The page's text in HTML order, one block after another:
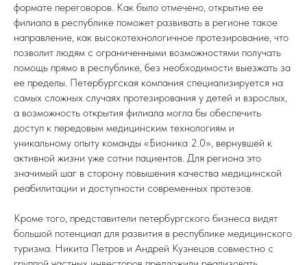
формате переговоров. Как было отмечено, открытие ее
филиала в республике поможет развивать в регионе такое
направление, как высокотехнологичное протезирование, что
позволит людям с ограниченными возможностями получать
помощь прямо в республике, без необходимости выезжать за
ее пределы. Петербургская компания специализируется на
самых сложных случаях протезирования у детей и взрослых,
а возможность открытия филиала могла бы обеспечить
доступ к передовым медицинским технологиям и
уникальному опыту команды «Бионика 2.0», вернувшей к
активной жизни уже сотни пациентов. Для региона это
значимый шаг в сторону повышения качества медицинской
реабилитации и доступности современных протезов.
Кроме того, представители петербургского бизнеса видят
большой потенциал для развития в республике медицинского
туризма. Никита Петров и Андрей Кузнецов совместно с